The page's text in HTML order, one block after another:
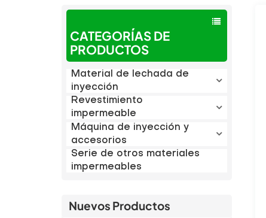
CATEGORÍAS DE
PRODUCTOS
Material de lechada de
inyección
Revestimiento
impermeable
Máquina de inyección y
accesorios
Serie de otros materiales
impermeables
Nuevos Productos